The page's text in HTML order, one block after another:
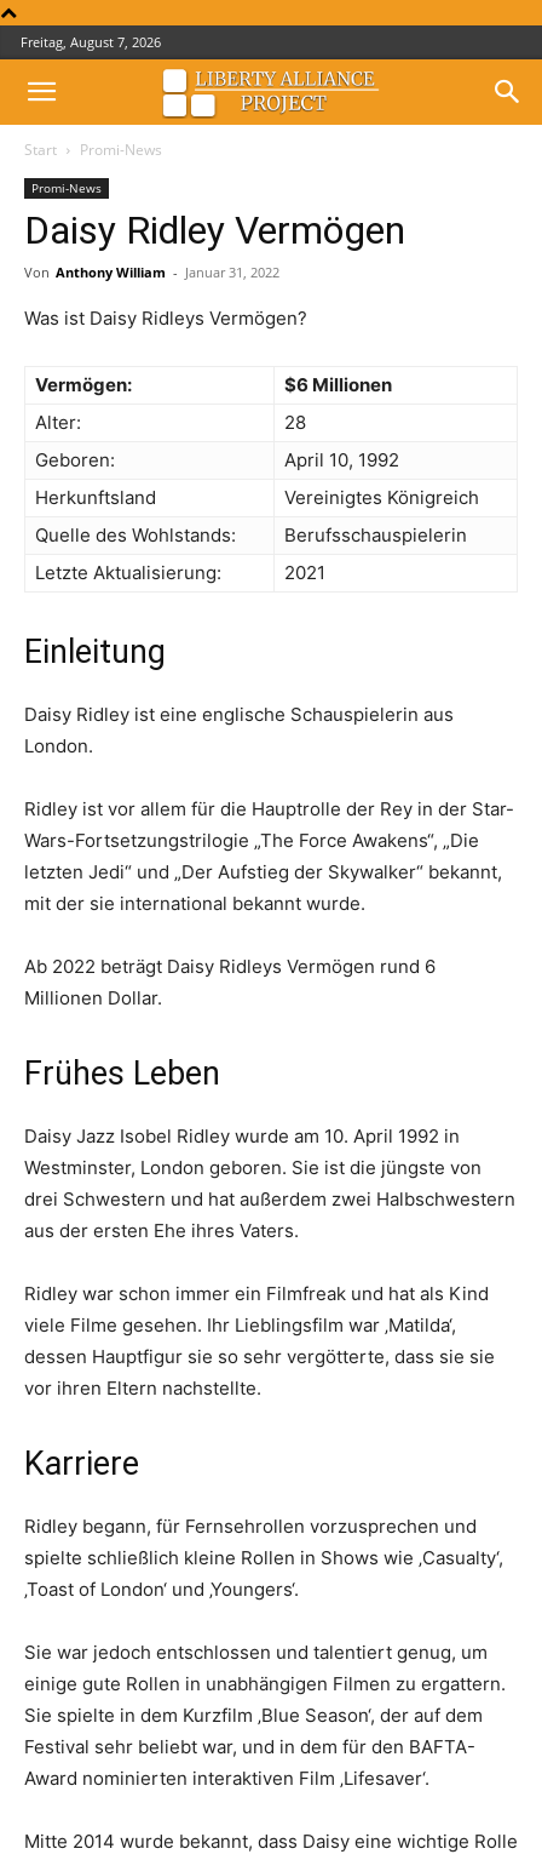
Freitag, August 7, 2026
Start Promi-News
Promi-News
Daisy Ridley Vermögen
Von Anthony William - Januar 31, 2022
Was ist Daisy Ridleys Vermögen?
Vermögen:
$6 Millionen
Alter:
28
Geboren:
April 10, 1992
Herkunftsland
Vereinigtes Königreich
Quelle des Wohlstands:
Berufsschauspielerin
Letzte Aktualisierung:
2021
Einleitung
Daisy Ridley ist eine englische Schauspielerin aus
London.
Ridley ist vor allem für die Hauptrolle der Rey in der Star-
Wars-Fortsetzungstrilogie „The Force Awakens“, „Die
letzten Jedi“ und „Der Aufstieg der Skywalker“ bekannt,
mit der sie international bekannt wurde.
Ab 2022 beträgt Daisy Ridleys Vermögen rund 6
Millionen Dollar.
Frühes Leben
Daisy Jazz Isobel Ridley wurde am 10. April 1992 in
Westminster, London geboren. Sie ist die jüngste von
drei Schwestern und hat außerdem zwei Halbschwestern
aus der ersten Ehe ihres Vaters.
Ridley war schon immer ein Filmfreak und hat als Kind
viele Filme gesehen. Ihr Lieblingsfilm war ‚Matilda‘,
dessen Hauptfigur sie so sehr vergötterte, dass sie sie
vor ihren Eltern nachstellte.
Karriere
Ridley begann, für Fernsehrollen vorzusprechen und
spielte schließlich kleine Rollen in Shows wie ‚Casualty‘,
‚Toast of London‘ und ‚Youngers‘.
Sie war jedoch entschlossen und talentiert genug, um
einige gute Rollen in unabhängigen Filmen zu ergattern.
Sie spielte in dem Kurzfilm ‚Blue Season‘, der auf dem
Festival sehr beliebt war, und in dem für den BAFTA-
Award nominierten interaktiven Film ‚Lifesaver‘.
Mitte 2014 wurde bekannt, dass Daisy eine wichtige Rolle